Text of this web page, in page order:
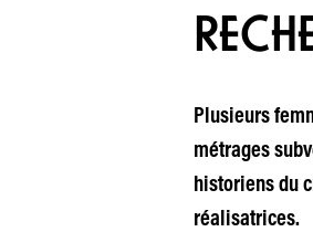
Plusieurs
métrages
historiens du
réalisatrices.